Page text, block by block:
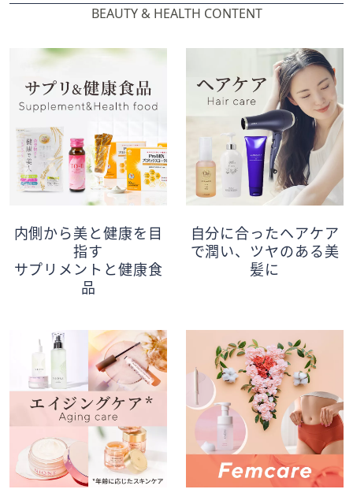
BEAUTY & HEALTH CONTENT
内側から美と健康を目
指す
サプリメントと健康食
品
自分に合ったヘアケア
で潤い、ツヤのある美
髪に